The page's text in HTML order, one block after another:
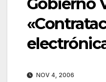
Gobierno
NOV 4, 2006